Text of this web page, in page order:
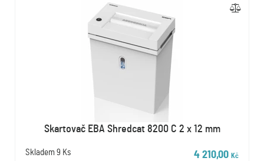
Skartovač EBA Shredcat 8200 C 2 x 12 mm
Skladem 9 Ks 4 210,00 Kč